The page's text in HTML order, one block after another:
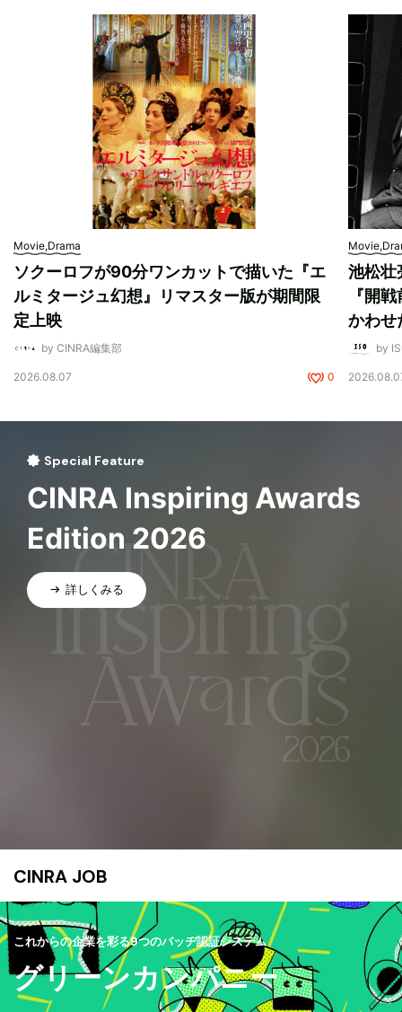
Movie,Drama
ソクーロフが90分ワンカットで描いた『エ
ルミタージュ幻想』リマスター版が期間限
定上映
by CINRA編集部
2026.08.07 0
池松壮
『開
かわせ
by
Special Feature
CINRA Inspiring Awards
Edition 2026
詳しくみる
CINRA JOB
これからの企業を彩る9つのバッヂ認証システム
グリーンカンパニー